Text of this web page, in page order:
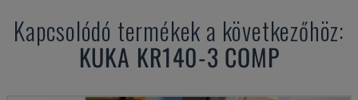
Kapcsolódó termékek a következőhöz:
KUKA KR140-3 COMP